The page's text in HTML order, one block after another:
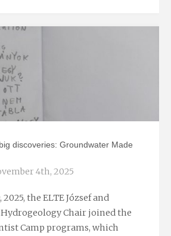
discoveries: Groundwater Made
4th, 2025
the ELTE József and
Chair joined the
Camp programs, which